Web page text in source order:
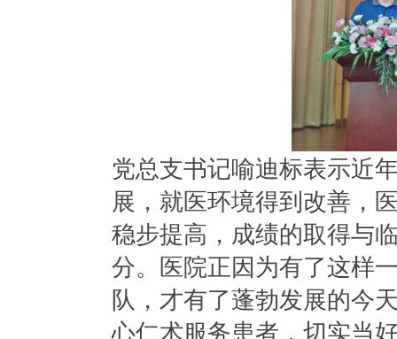
党总支书记喻迪标表示近
展，就医环境得到改善，
稳步提高，成绩的取得与
分。医院正因为有了这样
队，才有了蓬勃发展的今
心仁术服务患者，切实当